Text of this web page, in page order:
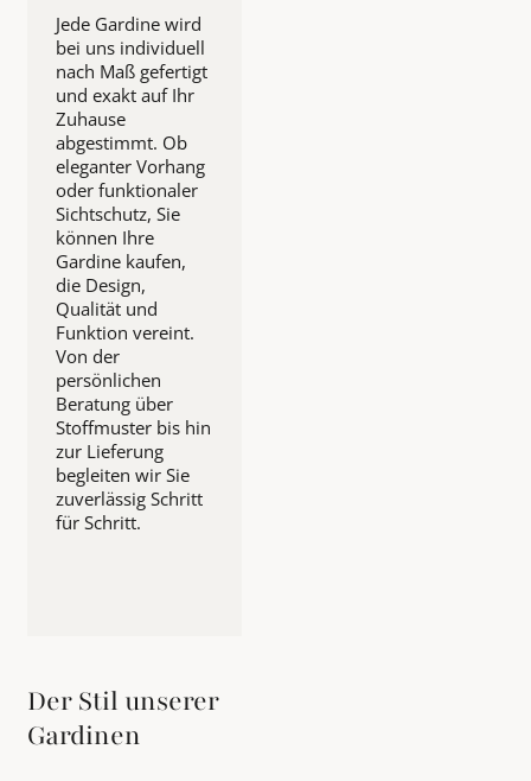
Jede Gardine wird
bei uns individuell
nach Maß gefertigt
und exakt auf Ihr
Zuhause
abgestimmt. Ob
eleganter Vorhang
oder funktionaler
Sichtschutz, Sie
können Ihre
Gardine kaufen,
die Design,
Qualität und
Funktion vereint.
Von der
persönlichen
Beratung über
Stoffmuster bis hin
zur Lieferung
begleiten wir Sie
zuverlässig Schritt
für Schritt.
Der Stil unserer
Gardinen